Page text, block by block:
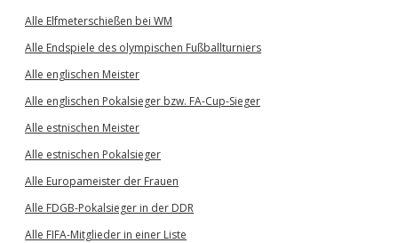
Alle Elfmeterschießen bei WM
Alle Endspiele des olympischen Fußballturniers
Alle englischen Meister
Alle englischen Pokalsieger bzw. FA-Cup-Sieger
Alle estnischen Meister
Alle estnischen Pokalsieger
Alle Europameister der Frauen
Alle FDGB-Pokalsieger in der DDR
Alle FIFA-Mitglieder in einer Liste